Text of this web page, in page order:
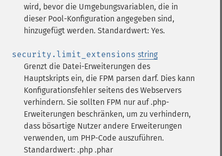
wird, bevor die Umgebungsvariablen, die in
dieser Pool-Konfiguration angegeben sind,
hinzugefügt werden. Standardwert: Yes.
security.limit_extensions string
Grenzt die Datei-Erweiterungen des
Hauptskripts ein, die FPM parsen darf. Dies kann
Konfigurationsfehler seitens des Webservers
verhindern. Sie sollten FPM nur auf .php-
Erweiterungen beschränken, um zu verhindern,
dass bösartige Nutzer andere Erweiterungen
verwenden, um PHP-Code auszuführen.
Standardwert: .php .phar